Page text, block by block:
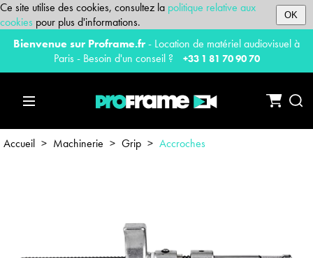
Ce site utilise des cookies, consultez la politique relative aux
cookies pour plus d'informations. OK
Bienvenue sur Proframe.fr- Location de matériel audiovisuel à
Paris - Besoin d'un conseil ?
+33 1 81 70 90 70
Accueil > Machinerie > Grip > Accroches